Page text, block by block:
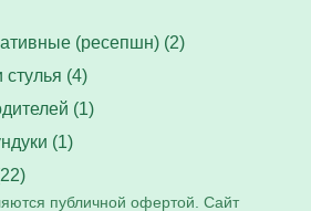
(ресепшн) (2)
(4)
(1)
(1)
публичной офертой. Сайт